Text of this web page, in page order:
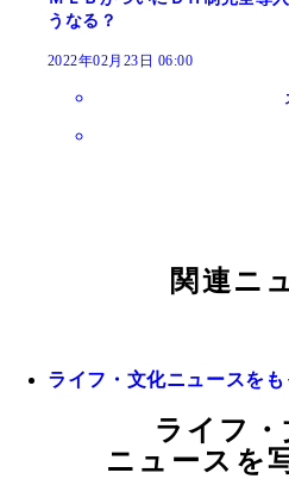
うなる？
2022年02月23日 06:00
関連ニ
ライフ・文化ニュースを
ライフ・
ニュースを